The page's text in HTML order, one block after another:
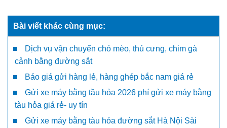
Bài viết khác cùng mục:
Dịch vụ vận chuyển chó mèo, thú cưng, chim gà
cảnh bằng đường sắt
Báo giá gửi hàng lẻ, hàng ghép bắc nam giá rẻ
Gửi xe máy bằng tầu hỏa 2026 phí gửi xe máy bằng
tàu hỏa giá rẻ- uy tín
Gửi xe máy bằng tàu hỏa đường sắt Hà Nội Sài